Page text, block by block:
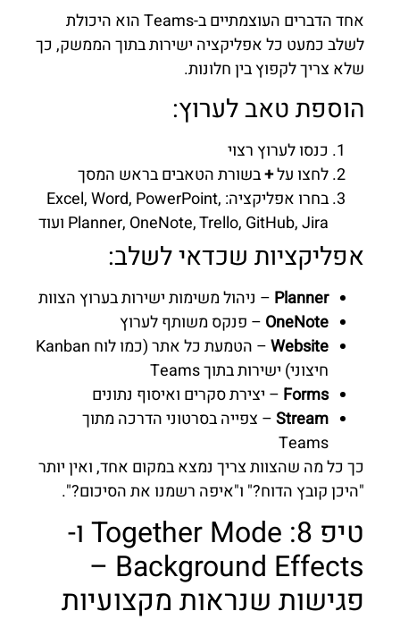
אחד הדברים העוצמתיים ב-Teams הוא היכולת
לשלב כמעט כל אפליקציה ישירות בתוך הממשק, כך
שלא צריך לקפוץ בין חלונות.
הוספת טאב לערוץ:
כנסו לערוץ רצוי
לחצו על+בשורת הטאבים בראש המסך
בחרו אפליקציה: Excel, Word, PowerPoint,
Planner, OneNote, Trello, GitHub, Jira ועוד
אפליקציות שכדאי לשלב:
Planner – ניהול משימות ישירות בערוץ הצוות
OneNote – פנקס משותף לערוץ
Website
– הטמעת כל אתר (כמו לוח Kanban
חיצוני) ישירות בתוך Teams
Forms – יצירת סקרים ואיסוף נתונים
Stream– צפייה בסרטוני הדרכה מתוך
Teams
כך כל מה שהצוות צריך נמצא במקום אחד, ואין יותר
"היכן קובץ הדוח?" ו"איפה רשמנו את הסיכום?".
טיפ 8: Together Mode ו-
Background Effects –
פגישות שנראות מקצועיות